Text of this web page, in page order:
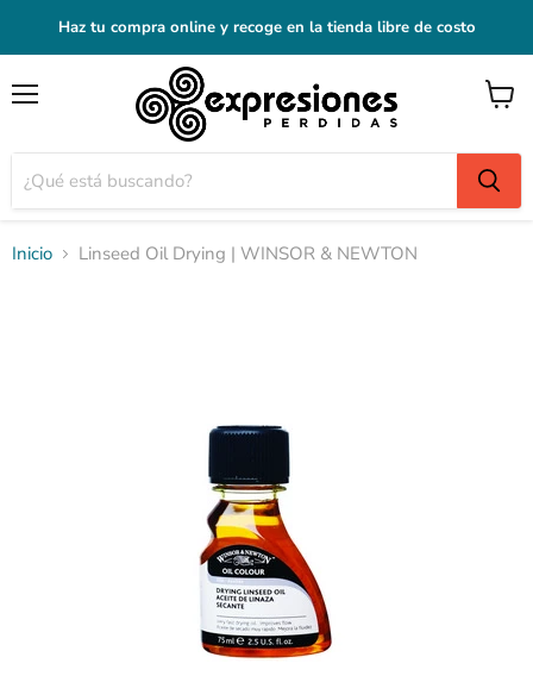
Haz tu compra online y recoge en la tienda libre de costo
Ver
Inicio Linseed Oil Drying | WINSOR & NEWTON